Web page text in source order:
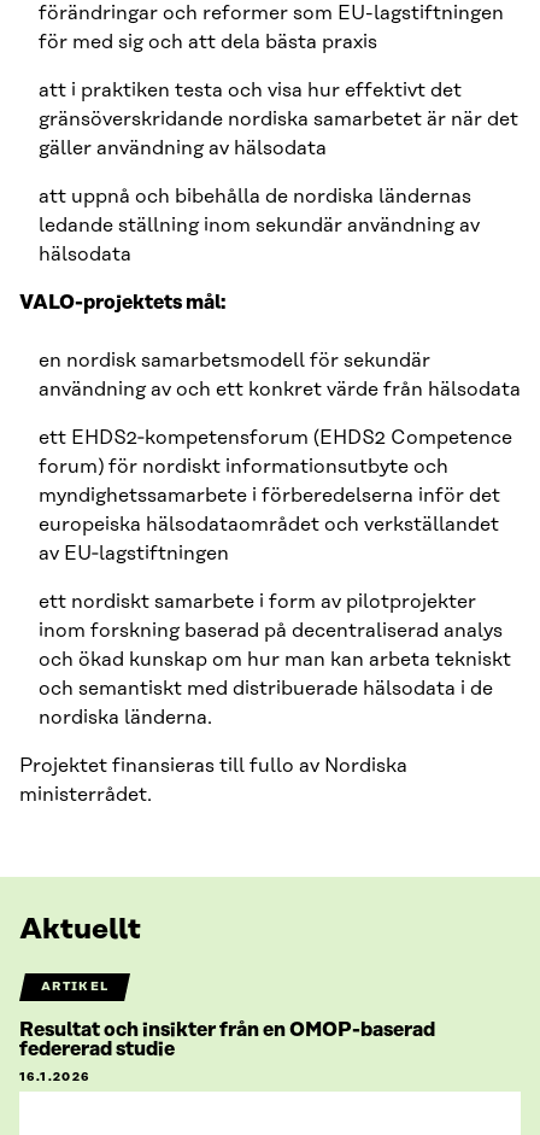
förändringar och reformer som EU-lagstiftningen
för med sig och att dela bästa praxis
att i praktiken testa och visa hur effektivt det
gränsöverskridande nordiska samarbetet är när det
gäller användning av hälsodata
att uppnå och bibehålla de nordiska ländernas
ledande ställning inom sekundär användning av
hälsodata
VALO-projektets mål:
en nordisk samarbetsmodell för sekundär
användning av och ett konkret värde från hälsodata
ett EHDS2‑kompetensforum (EHDS2 Competence
forum) för nordiskt informationsutbyte och
myndighetssamarbete i förberedelserna inför det
europeiska hälsodataområdet och verkställandet
av EU‑lagstiftningen
ett nordiskt samarbete i form av pilotprojekter
inom forskning baserad på decentraliserad analys
och ökad kunskap om hur man kan arbeta tekniskt
och semantiskt med distribuerade hälsodata i de
nordiska länderna.
Projektet finansieras till fullo av Nordiska
ministerrådet.
Aktuellt
ARTIKEL
Resultat och insikter från en OMOP-baserad
federerad studie
16.1.2026